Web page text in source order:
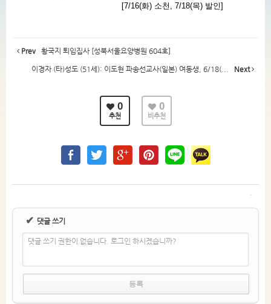
[7/16(화) 소천, 7/18(목) 발인]
Prev 황국지 퇴임집사 [성북서울요양병원 604호]
이경자 (타)성도 (51세): 이도현 파송선교사(일본) 여동생, 6/18(... Next
0
추천
0
비추천
✔ 댓글 쓰기
댓글 쓰기 권한이 없습니다. 로그인 하시겠습니까?